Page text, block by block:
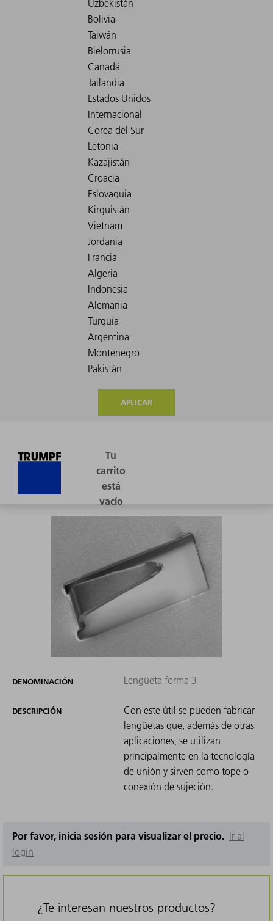
APLICAR
DENOMINACIÓN Lengüeta forma 3
DESCRIPCIÓN
Con este útil se pueden fabricar
lengüetas que, además de otras
aplicaciones, se utilizan
principalmente en la tecnología
de unión y sirven como tope o
conexión de sujeción.
Por favor, inicia sesión para visualizar el precio. Ir al
login
¿Te interesan nuestros productos?